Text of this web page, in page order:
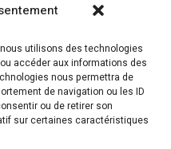
utilisons des technologies
accéder aux informations des
nous permettra de
de navigation ou les ID
ou de retirer son
sur certaines caractéristiques